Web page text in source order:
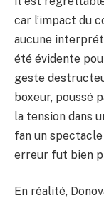
car l’impact du
aucune
été évidente
geste
boxeur, poussé
la tension dans
fan un
erreur fut bien
En réalité,